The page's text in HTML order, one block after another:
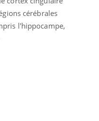
cérébrales
l'hippocampe,